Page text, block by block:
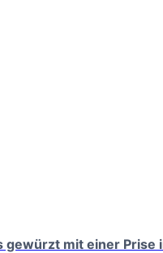
gewürzt mit einer Prise